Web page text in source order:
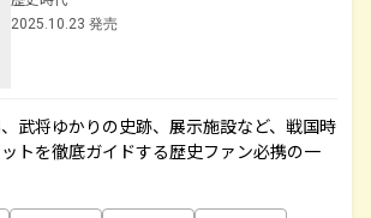
2025.10.23 発売
武将ゆかりの史跡、展示施設など、戦国時
トを徹底ガイドする歴史ファン必携の一